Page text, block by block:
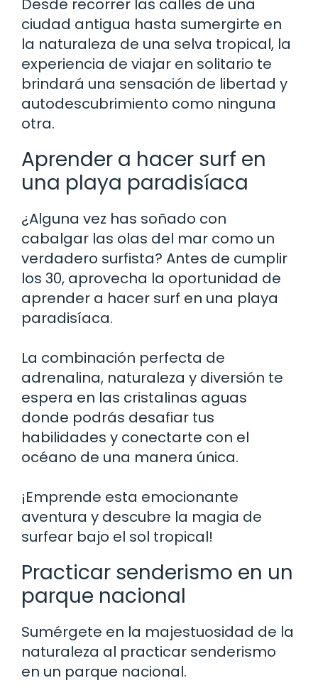
Desde recorrer las calles de una
ciudad antigua hasta sumergirte en
la naturaleza de una selva tropical, la
experiencia de viajar en solitario te
brindará una sensación de libertad y
autodescubrimiento como ninguna
otra.
Aprender a hacer surf en
una playa paradisíaca
¿Alguna vez has soñado con
cabalgar las olas del mar como un
verdadero surfista? Antes de cumplir
los 30, aprovecha la oportunidad de
aprender a hacer surf en una playa
paradisíaca.
La combinación perfecta de
adrenalina, naturaleza y diversión te
espera en las cristalinas aguas
donde podrás desafiar tus
habilidades y conectarte con el
océano de una manera única.
¡Emprende esta emocionante
aventura y descubre la magia de
surfear bajo el sol tropical!
Practicar senderismo en un
parque nacional
Sumérgete en la majestuosidad de la
naturaleza al practicar senderismo
en un parque nacional.